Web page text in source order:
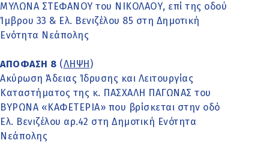
ΜΥΛΩΝΑ ΣΤΕΦΑΝΟΥ του ΝΙΚΟΛΑΟΥ, επί της οδού
Ίμβρου 33 & Ελ. Βενιζέλου 85 στη Δημοτική
Ενότητα Νεάπολης
ΑΠΟΦΑΣΗ 8 (ΛΗΨΗ )
Ακύρωση Άδειας Ίδρυσης και Λειτουργίας
Καταστήματος της κ. ΠΑΣΧΑΛΗ ΠΑΓΩΝΑΣ του
ΒΥΡΩΝΑ «ΚΑΦΕΤΕΡΙΑ» που βρίσκεται στην οδό
Ελ. Βενιζέλου αρ.42 στη Δημοτική Ενότητα
Νεάπολης